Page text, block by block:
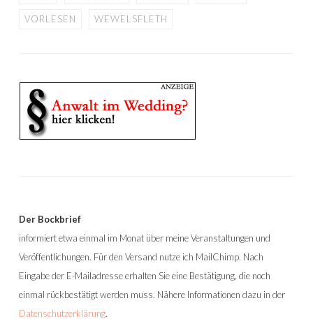
VORLESEN WEWELSFLETH
Der Bockbrief
informiert etwa einmal im Monat über meine Veranstaltungen und
Veröffentlichungen. Für den Versand nutze ich MailChimp. Nach
Eingabe der E-Mailadresse erhalten Sie eine Bestätigung, die noch
einmal rückbestätigt werden muss. Nähere Informationen dazu in der
Datenschutzerklärung.